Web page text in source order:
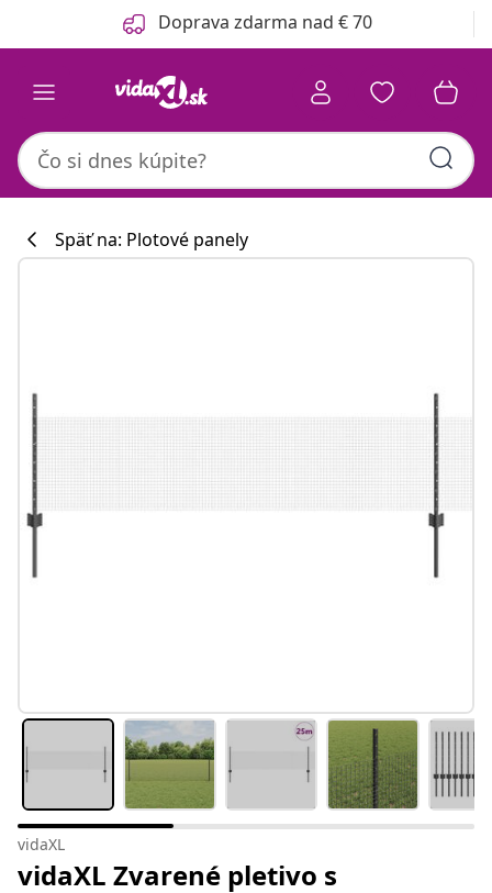
Predchádzajúce Doprava zdarma nad € 70
Späť na: Plotové panely
vidaXL
vidaXL Zvarené pletivo s